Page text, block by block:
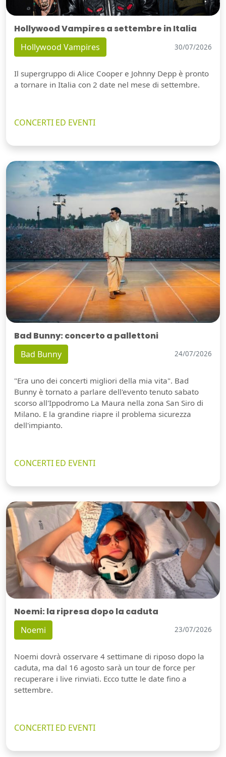
Hollywood Vampires a settembre in Italia
Hollywood Vampires 30/07/2026
Il supergruppo di Alice Cooper e Johnny Depp è pronto
a tornare in Italia con 2 date nel mese di settembre.
CONCERTI ED EVENTI
Bad Bunny: concerto a pallettoni
Bad Bunny 24/07/2026
"Era uno dei concerti migliori della mia vita". Bad
Bunny è tornato a parlare dell'evento tenuto sabato
scorso all'Ippodromo La Maura nella zona San Siro di
Milano. E la grandine riapre il problema sicurezza
dell'impianto.
CONCERTI ED EVENTI
Noemi: la ripresa dopo la caduta
Noemi 23/07/2026
Noemi dovrà osservare 4 settimane di riposo dopo la
caduta, ma dal 16 agosto sarà un tour de force per
recuperare i live rinviati. Ecco tutte le date fino a
settembre.
CONCERTI ED EVENTI